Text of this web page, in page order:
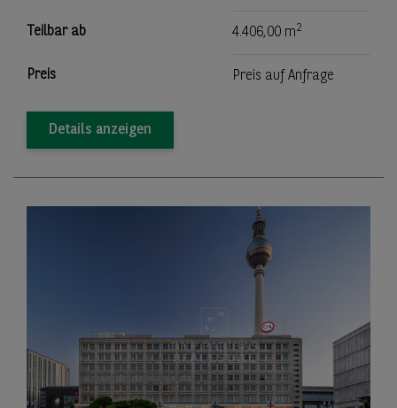
Teilbar ab 4.406,00 m2
Preis Preis auf Anfrage
Details anzeigen